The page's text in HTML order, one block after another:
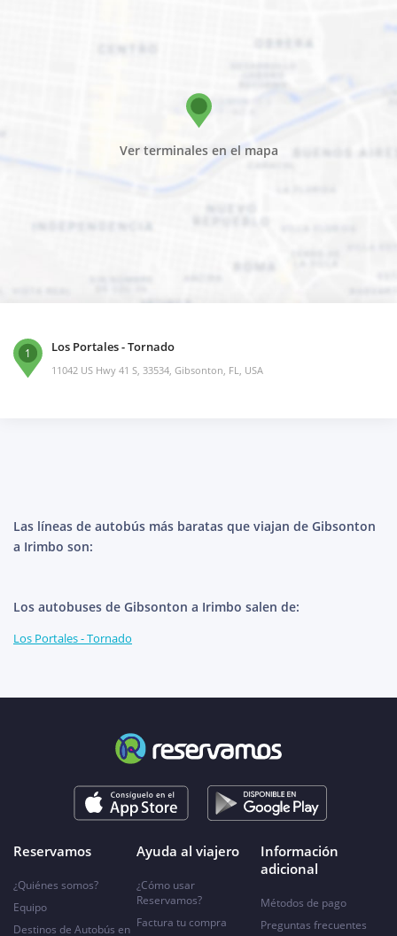
Ver terminales en el mapa
1 Los Portales - Tornado
11042 US Hwy 41 S, 33534, Gibsonton, FL, USA
Las líneas de autobús más baratas que viajan de Gibsonton
a Irimbo son:
Los autobuses de Gibsonton a Irimbo salen de:
Los Portales - Tornado
Reservamos
¿Quiénes somos?
Equipo
Destinos de Autobús en
Ayuda al viajero
¿Cómo usar
Reservamos?
Factura tu compra
Información
adicional
Métodos de pago
Preguntas frecuentes